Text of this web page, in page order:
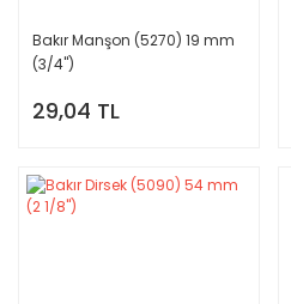
Bakır Manşon (5270) 19 mm
(3/4'')
29,04 TL